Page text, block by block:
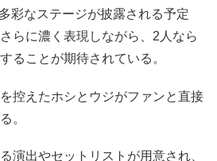
彩なステージが披露される予定
らに濃く表現しながら、2人なら
ることが期待されている。
控えたホシとウジがファンと直接
。
演出やセットリストが用意され、